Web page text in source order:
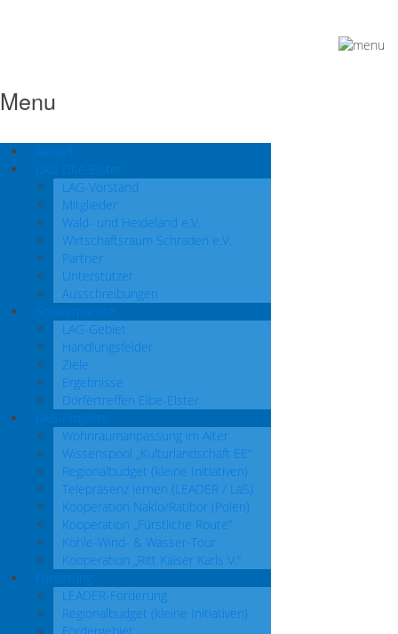
Menu
Aktuell
LAG Elbe-Elster
LAG-Vorstand
Mitglieder
Wald- und Heideland e.V.
Wirtschaftsraum Schraden e.V.
Partner
Unterstützer
Ausschreibungen
Schwerpunkte
LAG-Gebiet
Handlungsfelder
Ziele
Ergebnisse
Dörfertreffen Elbe-Elster
LAG-Projekte
Wohnraumanpassung im Alter
Wissenspool „Kulturlandschaft EE“
Regionalbudget (kleine Initiativen)
Telepräsenz lernen (LEADER / LaS)
Kooperation Naklo/Ratibor (Polen)
Kooperation „Fürstliche Route“
Kohle-Wind- & Wasser-Tour
Kooperation „Ritt Kaiser Karls V.“
Förderung
LEADER-Förderung
Regionalbudget (kleine Initiativen)